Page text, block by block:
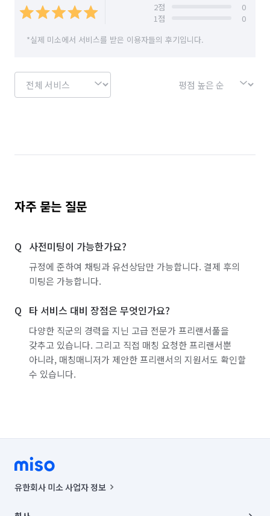
2점
0
1점
0
*실제 미소에서 서비스를 받은 이용자들의 후기입니다.
자주 묻는 질문
사전미팅이 가능한가요?
규정에 준하여 채팅과 유선상담만 가능합니다. 결제 후의
미팅은 가능합니다.
타 서비스 대비 장점은 무엇인가요?
다양한 직군의 경력을 지닌 고급 전문가 프리랜서풀을
갖추고 있습니다. 그리고 직접 매칭 요청한 프리랜서뿐
아니라, 매칭매니저가 제안한 프리랜서의 지원서도 확인할
수 있습니다.
유한회사 미소 사업자 정보